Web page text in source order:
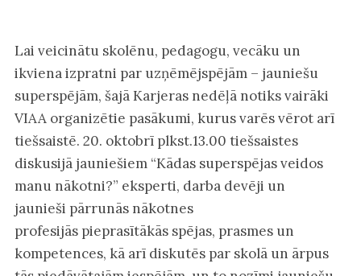
Lai veicinātu skolēnu, pedagogu, vecāku un
ikviena izpratni par uzņēmējspējām – jauniešu
superspējām, šajā Karjeras nedēļā notiks vairāki
VIAA organizētie pasākumi, kurus varēs vērot arī
tiešsaistē. 20. oktobrī plkst.13.00 tiešsaistes
diskusijā jauniešiem “Kādas superspējas veidos
manu nākotni?” eksperti, darba devēji un
jaunieši pārrunās nākotnes
profesijās pieprasītākās spējas, prasmes un
kompetences, kā arī diskutēs par skolā un ārpus